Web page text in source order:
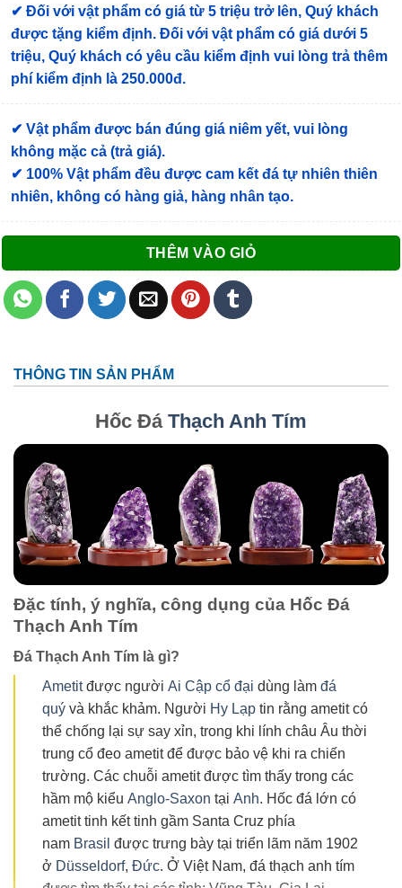
✔ Đối với vật phẩm có giá từ 5 triệu trở lên, Quý khách
được tặng kiểm định. Đối với vật phẩm có giá dưới 5
triệu, Quý khách có yêu cầu kiểm định vui lòng trả thêm
phí kiểm định là 250.000đ.
✔ Vật phẩm được bán đúng giá niêm yết, vui lòng
không mặc cả (trả giá).
✔ 100% Vật phẩm đều được cam kết đá tự nhiên thiên
nhiên, không có hàng giả, hàng nhân tạo.
THÊM VÀO GIỎ
THÔNG TIN SẢN PHẨM
Hốc Đá Thạch Anh Tím
Đặc tính, ý nghĩa, công dụng của Hốc Đá
Thạch Anh Tím
Đá Thạch Anh Tím là gì?
Ametitđược người Ai Cập cổ đại dùng làm đá
quý và khắc khảm. Người Hy Lạp tin rằng ametit có
thể chống lại sự say xỉn, trong khi lính châu Âu thời
trung cổ đeo ametit để được bảo vệ khi ra chiến
trường. Các chuỗi ametit được tìm thấy trong các
hầm mộ kiểu Anglo-Saxon tại Anh. Hốc đá lớn có
ametit tinh kết tinh gầm Santa Cruz phía
nam Brasil được trưng bày tại triển lãm năm 1902
ở Düsseldorf, Đức. Ở Việt Nam, đá thạch anh tím